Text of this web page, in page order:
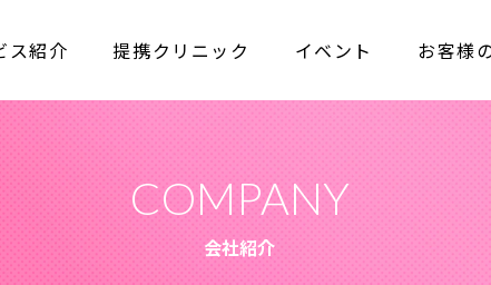
ス紹介 提携クリニック イベント お客様
COMPANY
会社紹介